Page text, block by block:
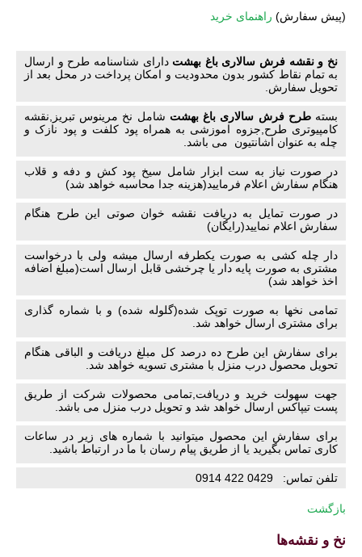
(پیش سفارش) راهنمای خرید
نخ و نقشه فرش سالاری باغ بهشتدارای شناسنامه طرح و ارسال
به تمام نقاط کشور بدون محدودیت و امکان پرداخت در محل بعد از
تحویل سفارش.
بستهطرح فرش سالاری باغ بهشت شامل نخ مرینوس تبریز,نقشه
کامپیوتری طرح,جزوه اموزشی به همراه پود کلفت و پود نازک و
چله به عنوان اشانتیون می باشد.
در صورت نیاز به ست ابزار شامل سیخ پود کش و دفه و قلاب
هنگام سفارش اعلام فرمایید(هزینه جدا محاسبه خواهد شد)
در صورت تمایل به دریافت نقشه خوان صوتی این طرح هنگام
سفارش اعلام نمایید(رایگان)
دار چله کشی به صورت یکطرفه ارسال میشه ولی با درخواست
مشتری به صورت پایه دار یا چرخشی قابل ارسال است(مبلغ اضافه
اخذ خواهد شد)
تمامی نخها به صورت توپک شده(گلوله شده) و با شماره گذاری
برای مشتری ارسال خواهد شد.
برای سفارش این طرح ده درصد کل مبلغ دریافت و الباقی هنگام
تحویل محصول درب منزل با مشتری تسویه خواهد شد.
جهت سهولت خرید و دریافت,تمامی محصولات شرکت از طریق
پست تیپاکس ارسال خواهد شد و تحویل درب منزل می باشد.
برای سفارش این محصول میتوانید با شماره های زیر در ساعات
کاری تماس بگیرید یا از طریق پیام رسان با ما در ارتباط باشید.
تلفن تماس: 0429 422 0914
بازگشت
نخ و نقشه‌ها